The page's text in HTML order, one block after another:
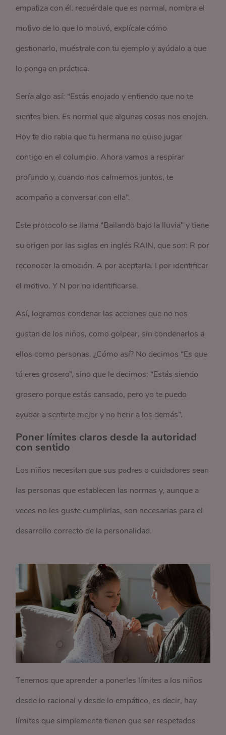
empatiza con él, recuérdale que es normal, nombra el
motivo de lo que lo motivó, explícale cómo
gestionarlo, muéstrale con tu ejemplo y ayúdalo a que
lo ponga en práctica.
Sería algo así: “Estás enojado y entiendo que no te
sientes bien. Es normal que algunas cosas nos enojen.
Hoy te dio rabia que tu hermana no quiso jugar
contigo en el columpio. Ahora vamos a respirar
profundo y, cuando nos calmemos juntos, te
acompaño a conversar con ella”.
Este protocolo se llama “Bailando bajo la lluvia” y tiene
su origen por las siglas en inglés RAIN, que son: R por
reconocer la emoción. A por aceptarla. I por identificar
el motivo. Y N por no identificarse.
Así, logramos condenar las acciones que no nos
gustan de los niños, como golpear, sin condenarlos a
ellos como personas. ¿Cómo así? No decimos “Es que
tú eres grosero”, sino que le decimos: “Estás siendo
grosero porque estás cansado, pero yo te puedo
ayudar a sentirte mejor y no herir a los demás”.
Poner límites claros desde la autoridad
con sentido
Los niños necesitan que sus padres o cuidadores sean
las personas que establecen las normas y, aunque a
veces no les guste cumplirlas, son necesarias para el
desarrollo correcto de la personalidad.
Tenemos que aprender a ponerles límites a los niños
desde lo racional y desde lo empático, es decir, hay
límites que simplemente tienen que ser respetados